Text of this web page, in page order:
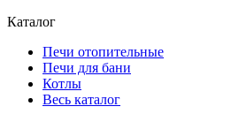
Каталог
Печи отопительные
Печи для бани
Котлы
Весь каталог